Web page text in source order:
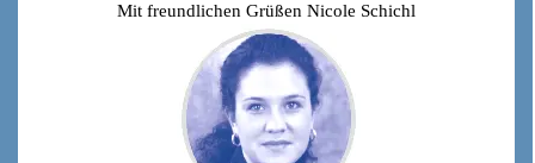
Mit freundlichen Grüßen Nicole Schichl